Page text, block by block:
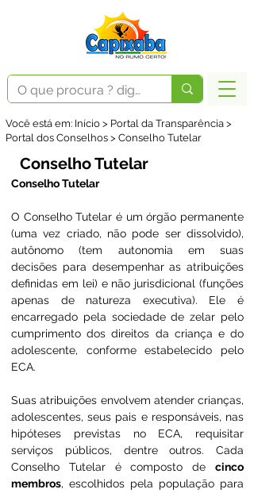
Você está em: Início > Portal da Transparência >
Portal dos Conselhos > Conselho Tutelar
Conselho Tutelar
Conselho Tutelar
O Conselho Tutelar é um órgão permanente
(uma vez criado, não pode ser dissolvido),
autônomo (tem autonomia em suas
decisões para desempenhar as atribuições
definidas em lei) e não jurisdicional (funções
apenas de natureza executiva). Ele é
encarregado pela sociedade de zelar pelo
cumprimento dos direitos da criança e do
adolescente, conforme estabelecido pelo
ECA.
Suas atribuições envolvem atender crianças,
adolescentes, seus pais e responsáveis, nas
hipóteses previstas no ECA, requisitar
serviços públicos, dentre outros. Cada
Conselho Tutelar é composto de cinco
membros, escolhidos pela população para